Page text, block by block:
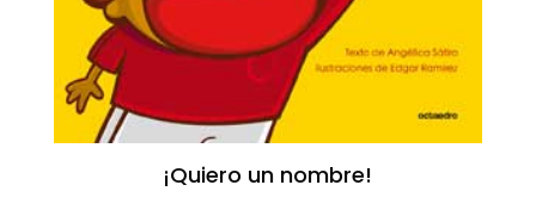
¡Quiero un nombre!